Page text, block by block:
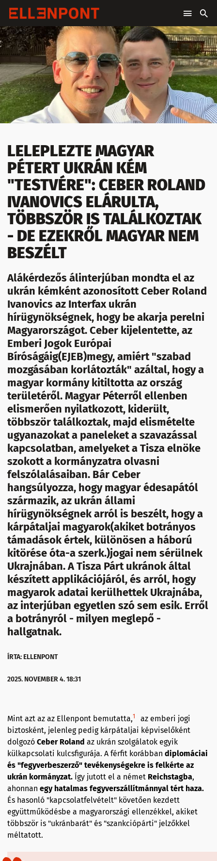
LELEPLEZTE MAGYAR
PÉTERT UKRÁN KÉM
"TESTVÉRE": CEBER ROLAND
IVANOVICS ELÁRULTA,
TÖBBSZÖR IS TALÁLKOZTAK
- DE EZEKRŐL MAGYAR NEM
BESZÉLT
Alákérdezős álinterjúban mondta el az
ukrán kémként azonosított Ceber Roland
Ivanovics az Interfax ukrán
hírügynökségnek, hogy be akarja perelni
Magyarországot. Ceber kijelentette, az
Emberi Jogok Európai
Bíróságáig(EJEB)megy, amiért "szabad
mozgásában korlátozták" azáltal, hogy a
magyar kormány kitiltotta az ország
területéről. Magyar Péterről ellenben
elismerően nyilatkozott, kiderült,
többször találkoztak, majd elismételte
ugyanazokat a paneleket a szavazással
kapcsolatban, amelyeket a Tisza elnöke
szokott a kormányzatra olvasni
felszólalásaiban. Bár Ceber
hangsúlyozza, hogy magyar édesapától
származik, az ukrán állami
hírügynökségnek arról is beszélt, hogy a
kárpátaljai magyarok(akiket botrányos
támadások értek, különösen a háború
kitörése óta-a szerk.)jogai nem sérülnek
Ukrajnában. A Tisza Párt ukránok által
készített applikációjáról, és arról, hogy
magyarok adatai kerülhettek Ukrajnába,
az interjúban egyetlen szó sem esik. Erről
a botrányról - milyen meglepő -
hallgatnak.
ÍRTA: ELLENPONT
2025. NOVEMBER 4. 18:31
Mint azt az az Ellenpont bemutatta,1
az emberi jogi
biztosként, jelenleg pedig kárpátaljai képviselőként
dolgozó Ceber Roland az ukrán szolgálatok egyik
külkapcsolati kulcsfigurája. A férfit korábban diplomáciai
és "fegyverbeszerző" tevékenységekre is felkérte az
ukrán kormányzat. Így jutott el a német Reichstagba,
ahonnan egy hatalmas fegyverszállítmánnyal tért haza.
És hasonló "kapcsolatfelvételt" követően kezdett
együttműködésbe a magyarországi ellenzékkel, akiket
többször is "ukránbarát" és "szankciópárti" jelzőkkel
méltatott.